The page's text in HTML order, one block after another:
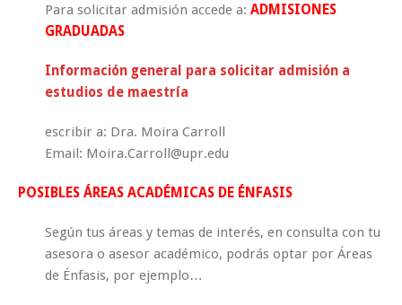
Para solicitar admisión accede a: ADMISIONES
GRADUADAS
Información general para solicitar admisión a
estudios de maestría
escribir a: Dra. Moira Carroll
Email: Moira.Carroll@upr.edu
POSIBLES ÁREAS ACADÉMICAS DE ÉNFASIS
Según tus áreas y temas de interés, en consulta con tu
asesora o asesor académico, podrás optar por Áreas
de Énfasis, por ejemplo…